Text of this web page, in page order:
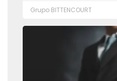
Grupo BITTENCOURT